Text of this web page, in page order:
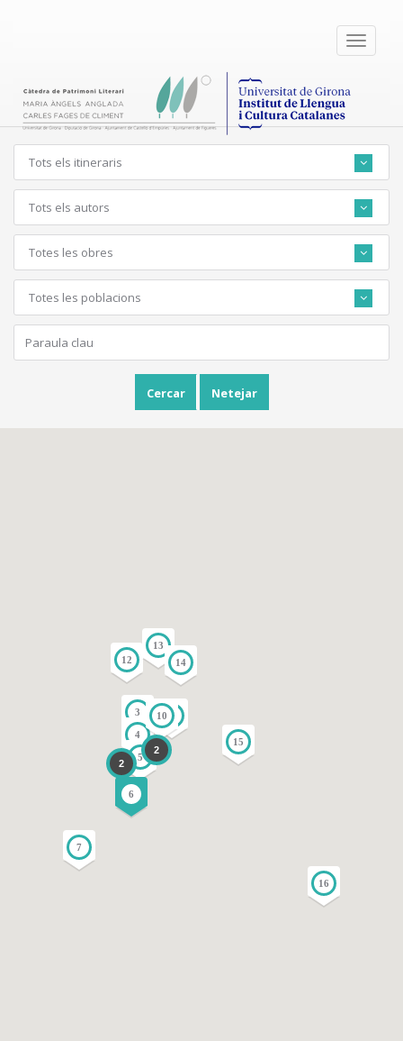
Toggle
Tots els itineraris
Tots els autors
Totes les obres
Totes les poblacions
Cercar Netejar
3
4
5
6
7
11
12
13
14
16
10
15
2
2